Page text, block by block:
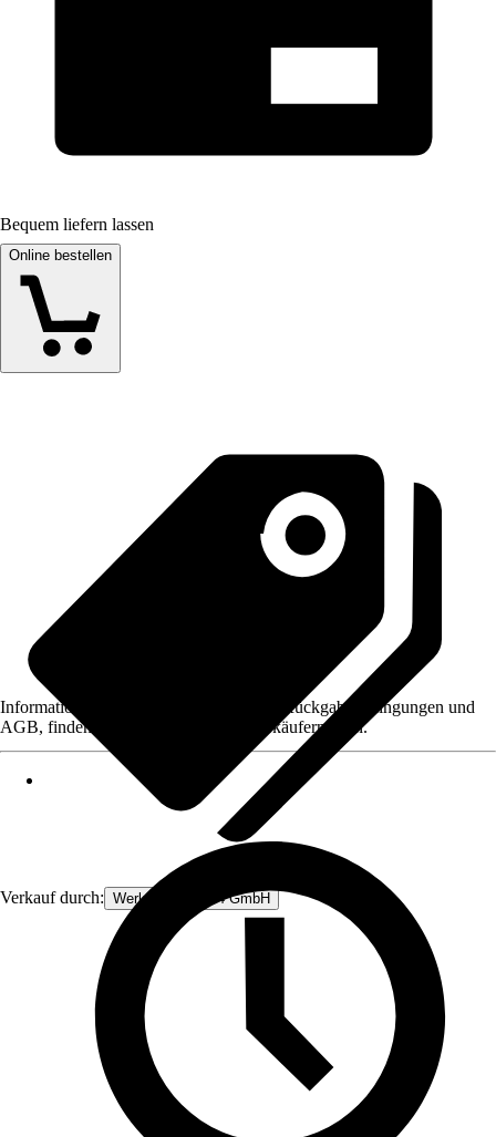
Bequem liefern lassen
Online bestellen
Verkauf durch: Werkzeugstore24 GmbH
Informationen des Verkäufers, wie z. B. Rückgabebedingungen und
AGB, finden Sie bei Klick auf den Verkäufernamen.